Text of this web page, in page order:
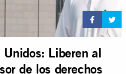
Liberen al
de los derechos